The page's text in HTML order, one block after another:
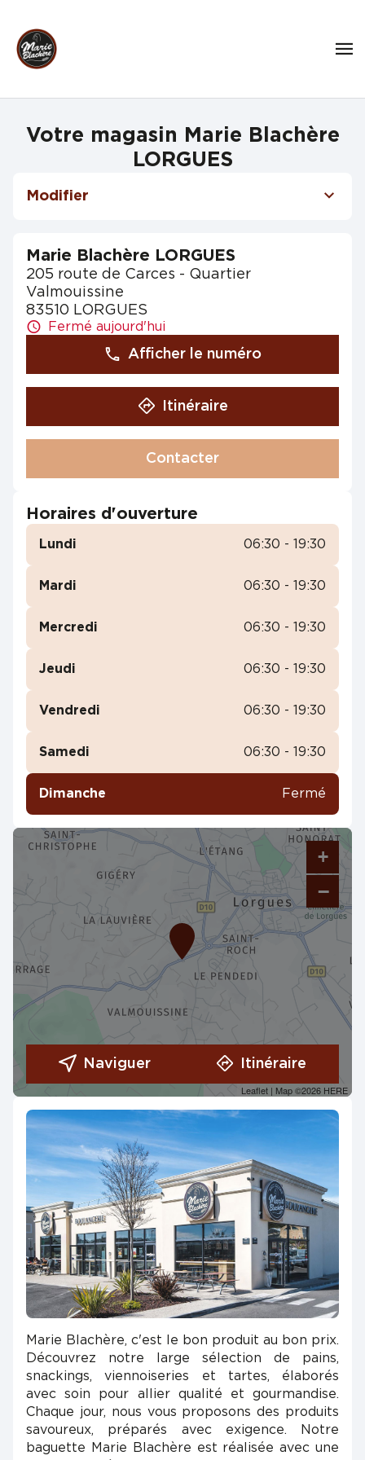
Votre magasin Marie Blachère
LORGUES
Modifier
Marie Blachère LORGUES
205 route de Carces - Quartier
Valmouissine
83510 LORGUES
Fermé aujourd'hui
Afficher le numéro
Itinéraire
Contacter
Horaires d'ouverture
Lundi 06:30 - 19:30
Mardi 06:30 - 19:30
Mercredi 06:30 - 19:30
Jeudi 06:30 - 19:30
Vendredi 06:30 - 19:30
Samedi 06:30 - 19:30
Dimanche Fermé
+
−
Leaflet | Map ©2026 HERE
Naviguer Itinéraire
Marie Blachère, c'est le bon produit au bon prix.
Découvrez notre large sélection de pains,
snackings, viennoiseries et tartes, élaborés
avec soin pour allier qualité et gourmandise.
Chaque jour, nous vous proposons des produits
savoureux, préparés avec exigence. Notre
baguette Marie Blachère est réalisée avec une